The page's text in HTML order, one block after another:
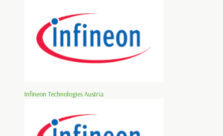
Infineon Technologies Austria